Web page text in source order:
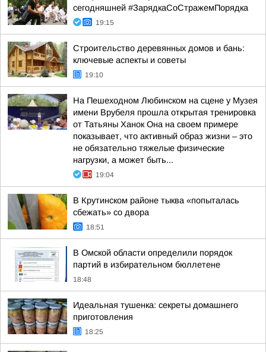
сегодняшней #ЗарядкаСоСтражемПорядка
19:15
Строительство деревянных домов и бань:
ключевые аспекты и советы
19:10
На Пешеходном Любинском на сцене у Музея
имени Врубеля прошла открытая тренировка
от Татьяны Ханок Она на своем примере
показывает, что активный образ жизни – это
не обязательно тяжелые физические
нагрузки, а может быть...
19:04
В Крутинском районе тыква «попыталась
сбежать» со двора
18:51
В Омской области определили порядок
партий в избирательном бюллетене
18:48
Идеальная тушенка: секреты домашнего
приготовления
18:25